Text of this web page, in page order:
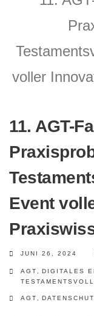
11. AGT-
Event
JUNI 26, 2024
AGT DIGITALES
AGT